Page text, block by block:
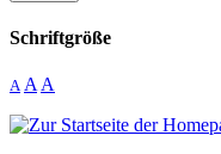
Schriftgröße
A A A